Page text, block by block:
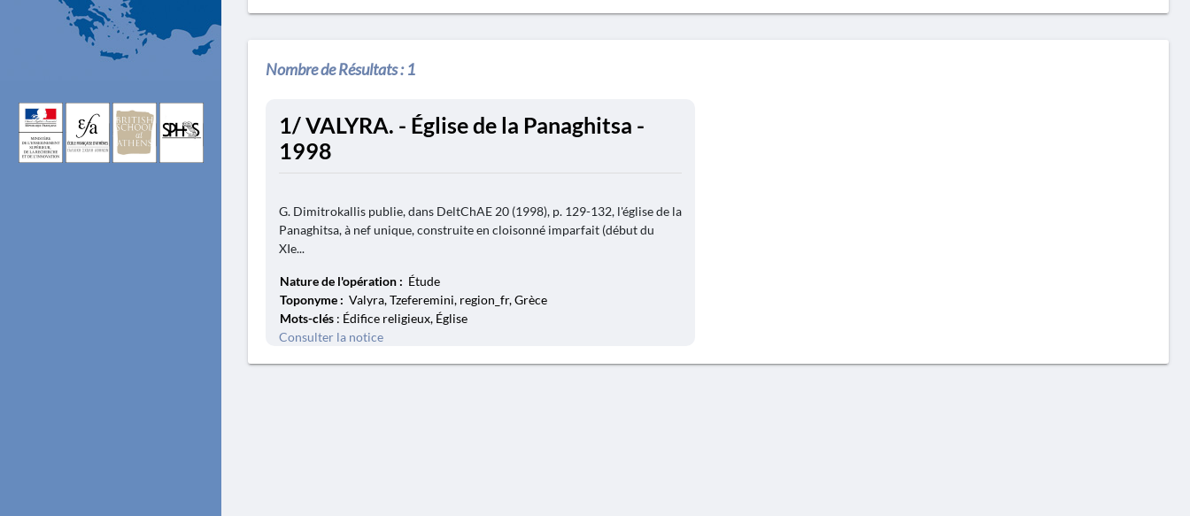
Nombre de Résultats :1
1/ VALYRA. - Église de la Panaghitsa -
1998
G. Dimitrokallis publie, dans DeltChAE 20 (1998), p. 129-132, l'église de la
Panaghitsa, à nef unique, construite en cloisonné imparfait (début du
XIe...
Nature de l'opération : Étude
Toponyme : Valyra, Tzeferemini, region_fr, Grèce
Mots-clés : Édifice religieux, Église
Consulter la notice